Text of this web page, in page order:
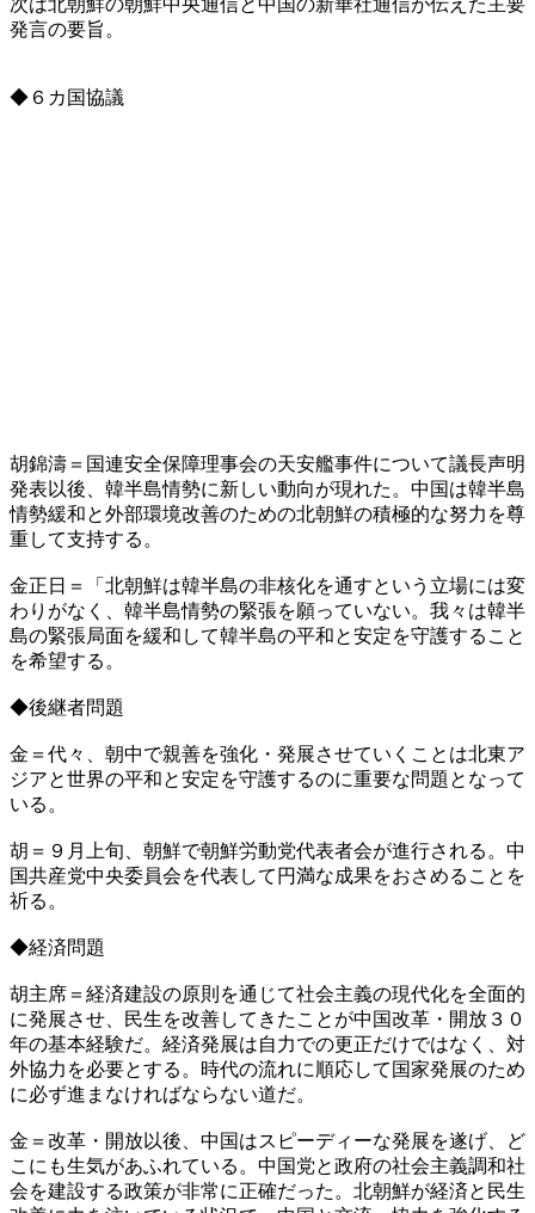
発言の要旨。
◆６カ国協議
胡錦濤＝国連安全保障理事会の天安艦事件について議長声明
発表以後、韓半島情勢に新しい動向が現れた。中国は韓半島
情勢緩和と外部環境改善のための北朝鮮の積極的な努力を尊
重して支持する。
金正日＝「北朝鮮は韓半島の非核化を通すという立場には変
わりがなく、韓半島情勢の緊張を願っていない。我々は韓半
島の緊張局面を緩和して韓半島の平和と安定を守護すること
を希望する。
◆後継者問題
金＝代々、朝中で親善を強化・発展させていくことは北東ア
ジアと世界の平和と安定を守護するのに重要な問題となって
いる。
胡＝９月上旬、朝鮮で朝鮮労動党代表者会が進行される。中
国共産党中央委員会を代表して円満な成果をおさめることを
祈る。
◆経済問題
胡主席＝経済建設の原則を通じて社会主義の現代化を全面的
に発展させ、民生を改善してきたことが中国改革・開放３０
年の基本経験だ。経済発展は自力での更正だけではなく、対
外協力を必要とする。時代の流れに順応して国家発展のため
に必ず進まなければならない道だ。
金＝改革・開放以後、中国はスピーディーな発展を遂げ、ど
こにも生気があふれている。中国党と政府の社会主義調和社
会を建設する政策が非常に正確だった。北朝鮮が経済と民生